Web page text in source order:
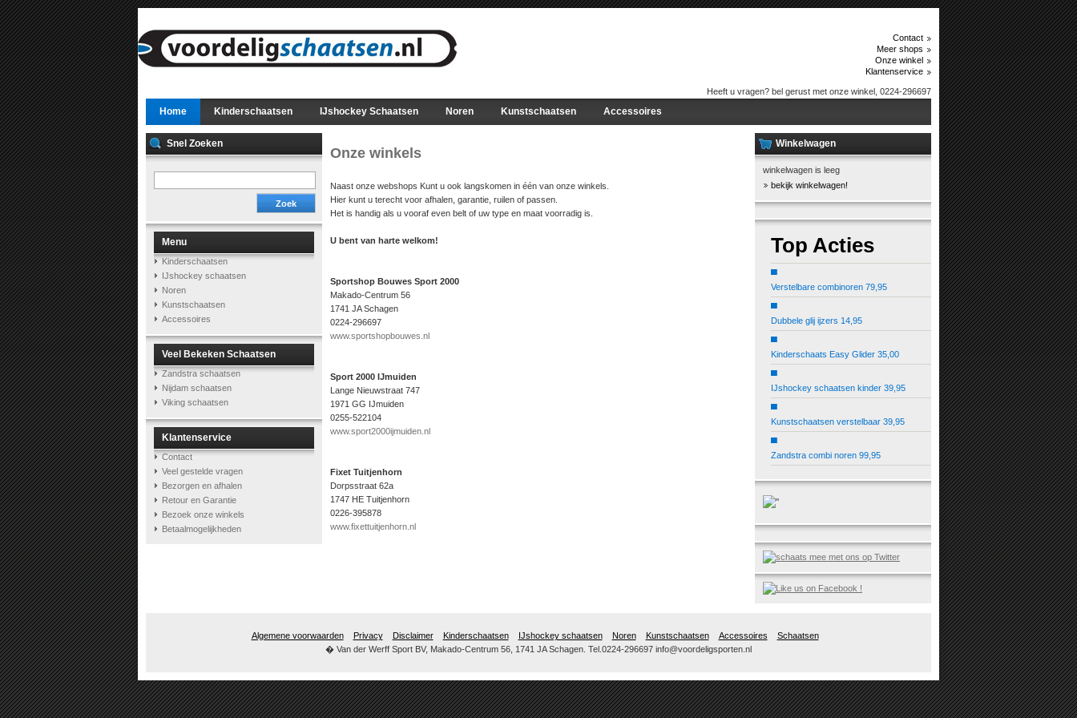
Contact
Meer shops
Onze winkel
Klantenservice
Heeft u vragen? bel gerust met onze winkel, 0224-296697
Home Kinderschaatsen IJshockey Schaatsen Noren Kunstschaatsen Accessoires
Snel Zoeken
Zoek
Menu
Kinderschaatsen
IJshockey schaatsen
Noren
Kunstschaatsen
Accessoires
Veel Bekeken Schaatsen
Zandstra schaatsen
Nijdam schaatsen
Viking schaatsen
Klantenservice
Contact
Veel gestelde vragen
Bezorgen en afhalen
Retour en Garantie
Bezoek onze winkels
Betaalmogelijkheden
Onze winkels
Naast onze webshops Kunt u ook langskomen in één van onze winkels.
Hier kunt u terecht voor afhalen, garantie, ruilen of passen.
Het is handig als u vooraf even belt of uw type en maat voorradig is.
U bent van harte welkom!
Sportshop Bouwes Sport 2000
Makado-Centrum 56
1741 JA Schagen
0224-296697
www.sportshopbouwes.nl
Sport 2000 IJmuiden
Lange Nieuwstraat 747
1971 GG IJmuiden
0255-522104
www.sport2000ijmuiden.nl
Fixet Tuitjenhorn
Dorpsstraat 62a
1747 HE Tuitjenhorn
0226-395878
www.fixettuitjenhorn.nl
Winkelwagen
winkelwagen is leeg
bekijk winkelwagen!
Top Acties
▀
Verstelbare combinoren 79,95
▀
Dubbele glij ijzers 14,95
▀
Kinderschaats Easy Glider 35,00
▀
IJshockey schaatsen kinder 39,95
▀
Kunstschaatsen verstelbaar 39,95
▀
Zandstra combi noren 99,95
Algemene voorwaarden Privacy Disclaimer Kinderschaatsen IJshockey schaatsen Noren Kunstschaatsen Accessoires
Schaatsen
� Van der Werff Sport BV, Makado-Centrum 56, 1741 JA Schagen. Tel.0224-296697 info@voordeligsporten.nl